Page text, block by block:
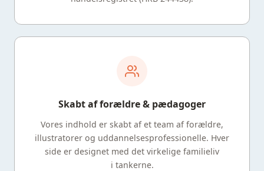
Skabt af forældre & pædagoger
Vores indhold er skabt af et team af forældre,
illustratorer og uddannelsesprofessionelle. Hver
side er designet med det virkelige familieliv
i tankerne.